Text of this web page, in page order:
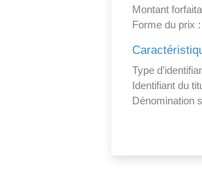
Montant
Forme du prix :
Type
Identifiant du
Dénomination